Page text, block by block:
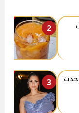
2
3